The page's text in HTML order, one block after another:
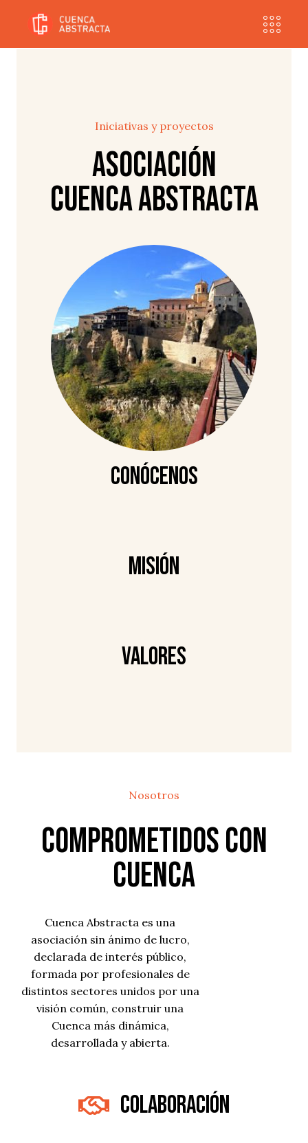
Iniciativas y proyectos
Asociación
Cuenca Abstracta
Conócenos
Misión
Valores
Nosotros
Comprometidos con
Cuenca
Cuenca Abstracta es una
asociación sin ánimo de lucro,
declarada de interés público,
formada por profesionales de
distintos sectores unidos por una
visión común, construir una
Cuenca más dinámica,
desarrollada y abierta.
Colaboración